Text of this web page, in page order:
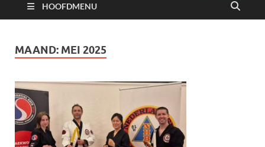
HOOFDMENU
MAAND: MEI 2025